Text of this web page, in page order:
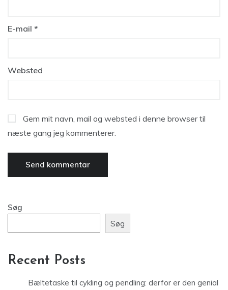
E-mail *
Websted
Gem mit navn, mail og websted i denne browser til
næste gang jeg kommenterer.
Søg
Søg
Recent Posts
Bæltetaske til cykling og pendling: derfor er den genial